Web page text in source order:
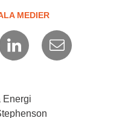
MEDIER
Energi